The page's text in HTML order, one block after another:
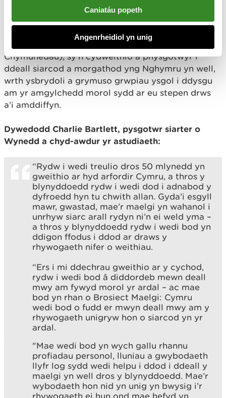
Caniatáu popeth
Angenrheidiol yn unig
Cymru yn arwain gwaith gyda physgotwyr a
chymunedau Cymru i ddiogelu’r rhywogaeth, fel
rhan o waith ehangach Prosiect SIARC (Siarcod yn
Ysbrydoli Gweithredu ac Ymchwil gyda
Chymunedau), sy’n cydweithio â physgotwyr i
ddeall siarcod a morgathod yng Nghymru yn well,
wrth ysbrydoli a grymuso grwpiau ysgol i ddysgu
am yr amgylchedd morol sydd ar eu stepen drws
a’i amddiffyn.
Dywedodd Charlie Bartlett, pysgotwr siarter o
Wynedd a chyd-awdur yr astudiaeth:
“Rydw i wedi treulio dros 50 mlynedd yn
gweithio ar hyd arfordir Cymru, a thros y
blynyddoedd rydw i wedi dod i adnabod y
dyfroedd hyn tu chwith allan. Gyda’i esgyll
mawr, gwastad, mae’r maelgi yn wahanol i
unrhyw siarc arall rydyn ni’n ei weld yma –
a thros y blynyddoedd rydw i wedi bod yn
ddigon ffodus i ddod ar draws y
rhywogaeth nifer o weithiau.
“Ers i mi ddechrau gweithio ar y cychod,
rydw i wedi bod â diddordeb mewn deall
mwy am fywyd morol yr ardal – ac mae
bod yn rhan o Brosiect Maelgi: Cymru
wedi bod o fudd er mwyn deall mwy am y
rhywogaeth unigryw hon o siarcod yn yr
ardal.
"Mae wedi bod yn wych gallu rhannu
profiadau personol, lluniau a gwybodaeth
llyfr log sydd wedi helpu i ddod i ddeall y
maelgi yn well dros y blynyddoedd. Mae’r
wybodaeth hon nid yn unig yn bwysig i’r
rhywogaeth ei hun ond mae hefyd yn